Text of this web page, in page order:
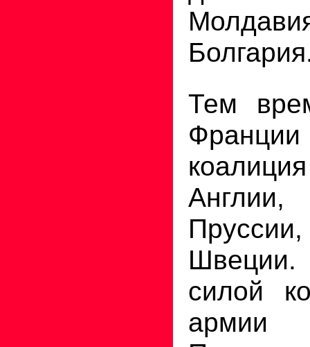
Тем
силой